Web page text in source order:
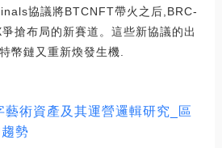
協議將BTCNFT帶火之后,BRC-
搶布局的新賽道。這些新協議的出
幣鏈又重新煥發生機.
術資產及其運營邏輯研究_區
勢